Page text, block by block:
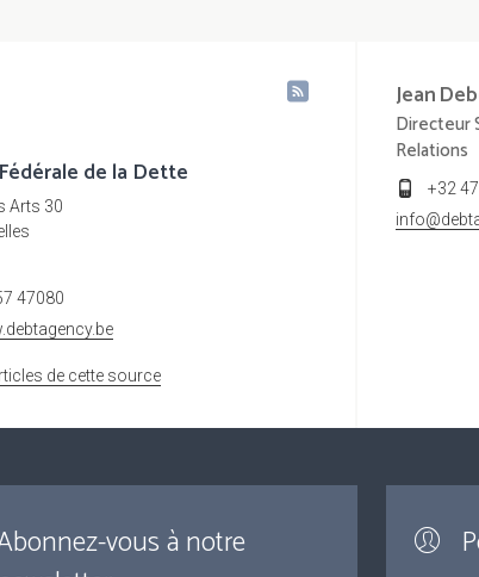
de la Dette
Arts 30
47080
de cette source
Jean
Directeur
Relations
+32
vous à notre